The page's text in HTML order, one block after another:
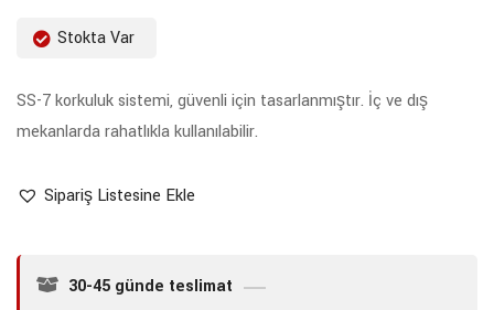
Stokta Var
SS-7 korkuluk sistemi, güvenli için tasarlanmıştır. İç ve dış
mekanlarda rahatlıkla kullanılabilir.
Sipariş Listesine Ekle
30-45 günde teslimat